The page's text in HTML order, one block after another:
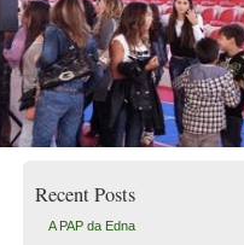
Recent Posts
A PAP da Edna